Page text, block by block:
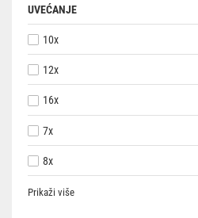
UVEĆANJE
10x
12x
16x
7x
8x
Prikaži više